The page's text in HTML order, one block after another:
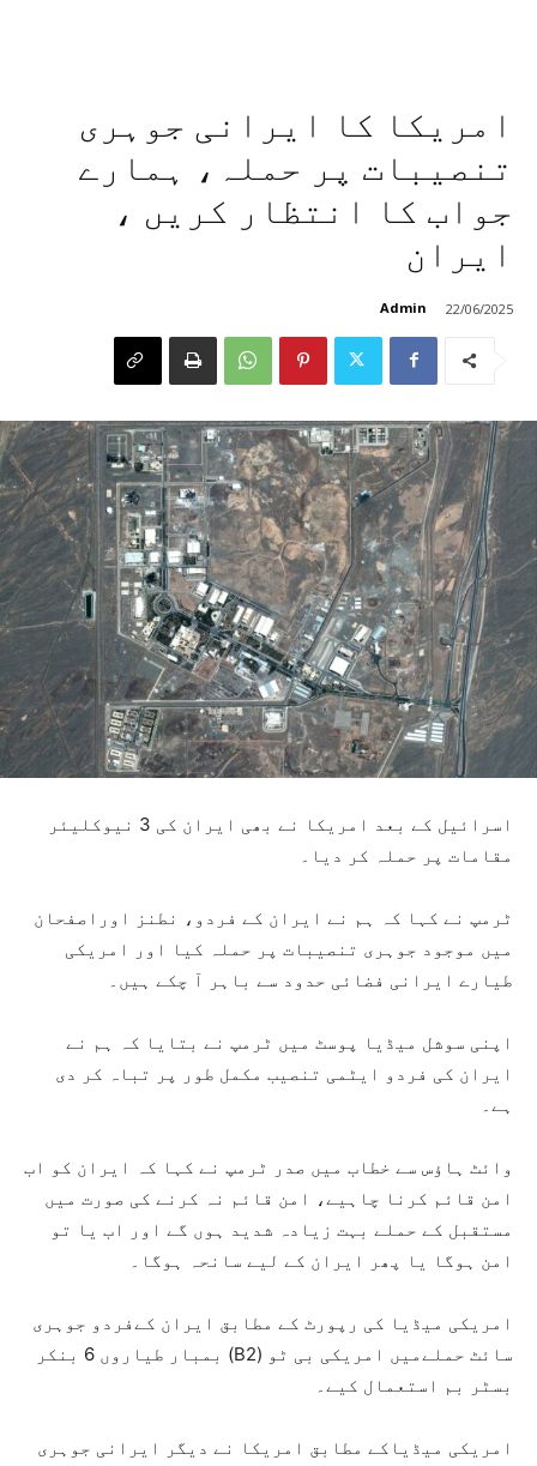
امریکا کا ایرانی جوہری
تنصیبات پر حملہ، ہمارے
جواب کا انتظار کریں ،
ایران
22/06/2025
Admin
اسرائیل کے بعد امریکا نے بھی ایران کی 3 نیوکلیئر
مقامات پر حملہ کر دیا۔
ٹرمپ نے کہا کہ ہم نے ایران کے فردو، نطنز اوراصفحان
میں موجود جوہری تنصیبات پر حملہ کیا اور امریکی
طیارے ایرانی فضائی حدود سے باہر آ چکے ہیں۔
اپنی سوشل میڈیا پوسٹ میں ٹرمپ نے بتایا کہ ہم نے
ایران کی فردو ایٹمی تنصیب مکمل طور پر تباہ کر دی
ہے۔
وائٹ ہاؤس سے خطاب میں صدر ٹرمپ نے کہا کہ ایران کو اب
امن قائم کرنا چاہیے، امن قائم نہ کرنے کی صورت میں
مستقبل کے حملے بہت زیادہ شدید ہوں گے اور اب یا تو
امن ہوگا یا پھر ایران کے لیے سانحہ ہوگا۔
امریکی میڈیا کی رپورٹ کے مطابق ایران کےفردو جوہری
سائٹ حملےمیں امریکی بی ٹو (B2) بمبار طیاروں 6 بنکر
بسٹر بم استعمال کیے۔
امریکی میڈیاکے مطابق امریکا نے دیگر ایرانی جوہری